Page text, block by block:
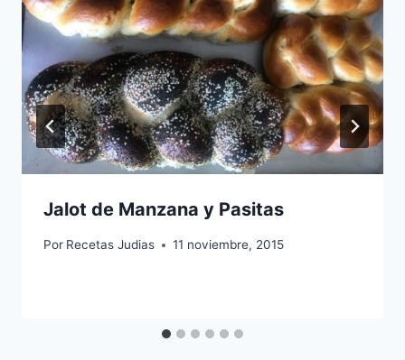
Jalot de Manzana y Pasitas
Por Recetas Judias 11 noviembre, 2015